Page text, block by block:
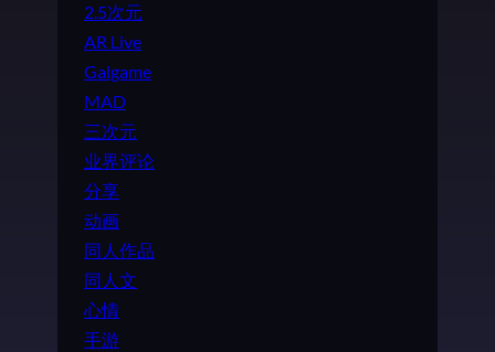
2.5次元
AR Live
Galgame
MAD
三次元
业界评论
分享
动画
同人作品
同人文
心情
手游